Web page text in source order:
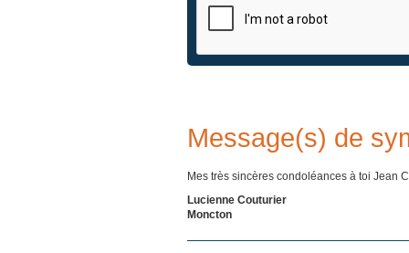
Message(s) de
Mes très sincères condoléances à toi Jean
Lucienne Couturier
Moncton